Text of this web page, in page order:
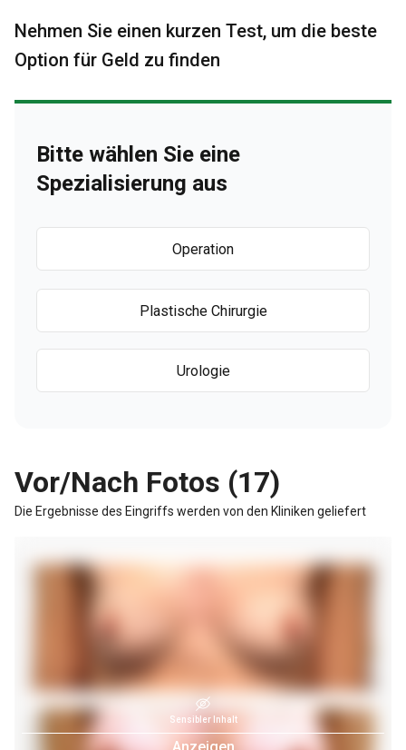
Nehmen Sie einen kurzen Test, um die beste
Option für Geld zu finden
Bitte wählen Sie eine
Spezialisierung aus
Operation
Plastische Chirurgie
Urologie
Vor/Nach Fotos (17)
Die Ergebnisse des Eingriffs werden von den Kliniken geliefert
Sensibler Inhalt
Anzeigen